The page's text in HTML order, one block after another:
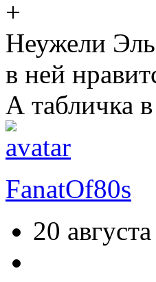
Неужели
в ней
А табличка
FanatOf80s
20